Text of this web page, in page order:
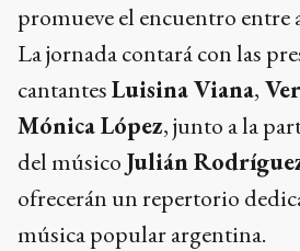
promueve el encuentro entre
La jornada contará con las
cantantesLuisina Viana,
Mónica López, junto a la
del músico Julián
ofrecerán un repertorio
música popular argentina.